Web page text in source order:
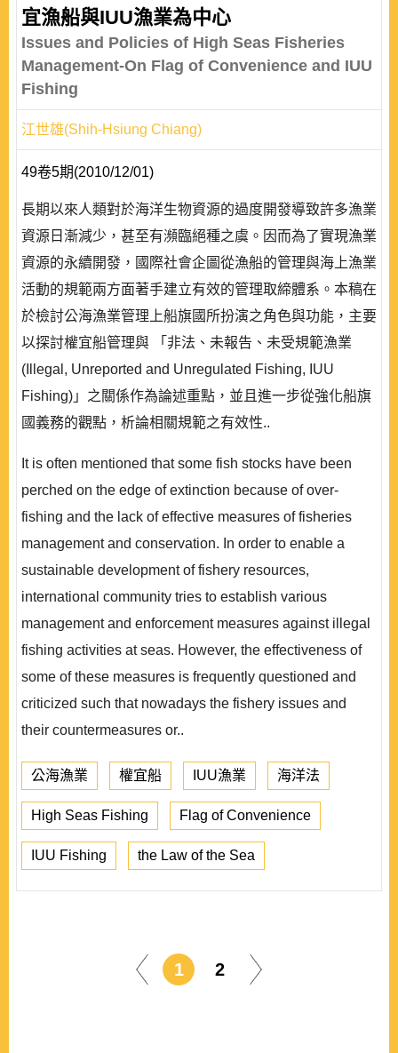
宜漁船與IUU漁業為中心
Issues and Policies of High Seas Fisheries
Management-On Flag of Convenience and IUU
Fishing
江世雄(Shih-Hsiung Chiang)
49卷5期(2010/12/01)
長期以來人類對於海洋生物資源的過度開發導致許多漁業
資源日漸減少，甚至有瀕臨絕種之虞。因而為了實現漁業
資源的永續開發，國際社會企圖從漁船的管理與海上漁業
活動的規範兩方面著手建立有效的管理取締體系。本稿在
於檢討公海漁業管理上船旗國所扮演之角色與功能，主要
以探討權宜船管理與 「非法、未報告、未受規範漁業
(Illegal, Unreported and Unregulated Fishing, IUU
Fishing)」之關係作為論述重點，並且進一步從強化船旗
國義務的觀點，析論相關規範之有效性..
It is often mentioned that some fish stocks have been
perched on the edge of extinction because of over-
fishing and the lack of effective measures of fisheries
management and conservation. In order to enable a
sustainable development of fishery resources,
international community tries to establish various
management and enforcement measures against illegal
fishing activities at seas. However, the effectiveness of
some of these measures is frequently questioned and
criticized such that nowadays the fishery issues and
their countermeasures or..
公海漁業 權宜船 IUU漁業 海洋法
High Seas Fishing Flag of Convenience
IUU Fishing the Law of the Sea
1 2